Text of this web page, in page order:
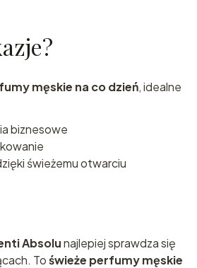
męskie na co dzień, idealne
biznesowe
świeżemu otwarciu
Absolunajlepiej sprawdza się
Toświeże perfumy męskie